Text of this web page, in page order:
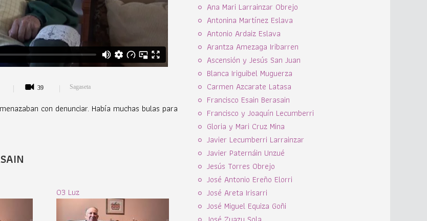
39 Sagaseta
con denunciar. Había muchas bulas para
03 Luz
Ana Mari Larrainzar Obrejo
Antonina Martínez Eslava
Antonio Ardaiz Eslava
Arantza Amezaga Iribarren
Ascensión y Jesús San Juan
Blanca Iriguibel Muguerza
Carmen Azcarate Latasa
Francisco Esain Berasain
Francisco y Joaquín Lecumberri
Gloria y Mari Cruz Mina
Javier Lecumberri Larrainzar
Javier Paternáin Unzué
Jesús Torres Obrejo
José Antonio Ereño Elorri
José Areta Irisarri
José Miguel Equiza Goñi